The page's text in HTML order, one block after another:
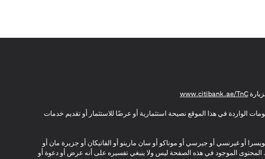
www.citibank.ae/TnC
(opens in a new tab)
الواردة في هذا الموقع نصيحة استثمارية أو عرضًا للاستثمار أو تقديم خدمات
أو غيرنسي أو جيرسي أو موناكو أو سان مارينو أو الفاتيكان أو جزيرة مان أو
المحتوى الموجود في هذه الصفحة ليس ولا ينبغي تفسيره على أنه عرض أو دعوة أو